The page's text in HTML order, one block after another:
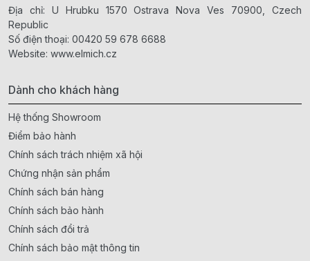
Địa chỉ: U Hrubku 1570 Ostrava Nova Ves 70900, Czech
Republic
Số điện thoại: 00420 59 678 6688
Website: www.elmich.cz
Dành cho khách hàng
Hệ thống Showroom
Điểm bảo hành
Chính sách trách nhiệm xã hội
Chứng nhận sản phẩm
Chính sách bán hàng
Chính sách bảo hành
Chính sách đổi trả
Chính sách bảo mật thông tin